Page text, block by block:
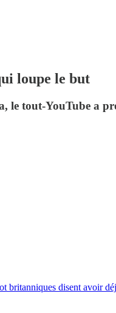
loupe le but
tout-YouTube a
britanniques disent avoir